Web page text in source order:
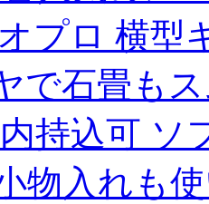
プロ 横型
で石畳も
持込可 ソ
物入れも